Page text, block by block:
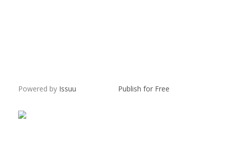
Powered by Issuu Publish for Free